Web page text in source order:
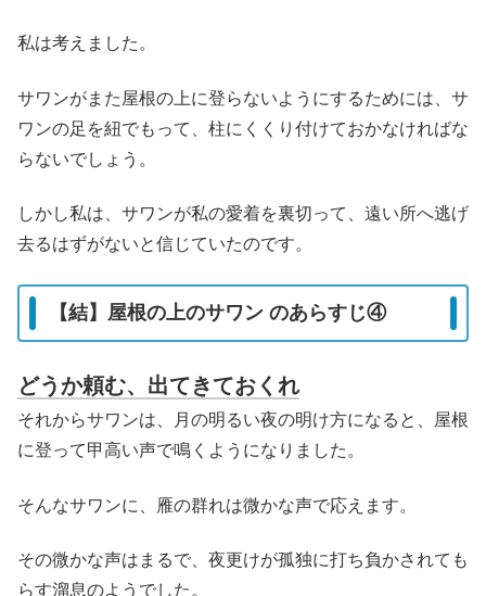
私は考えました。
サワンがまた屋根の上に登らないようにするためには、サ
ワンの足を紐でもって、柱にくくり付けておかなければな
らないでしょう。
しかし私は、サワンが私の愛着を裏切って、遠い所へ逃げ
去るはずがないと信じていたのです。
【結】屋根の上のサワン のあらすじ④
どうか頼む、出てきておくれ
それからサワンは、月の明るい夜の明け方になると、屋根
に登って甲高い声で鳴くようになりました。
そんなサワンに、雁の群れは微かな声で応えます。
その微かな声はまるで、夜更けが孤独に打ち負かされても
らす溜息のようでした。